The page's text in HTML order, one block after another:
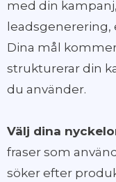
med din
Dina mål
strukturerar din
du använder.
Välj dina
fraser som
söker efter